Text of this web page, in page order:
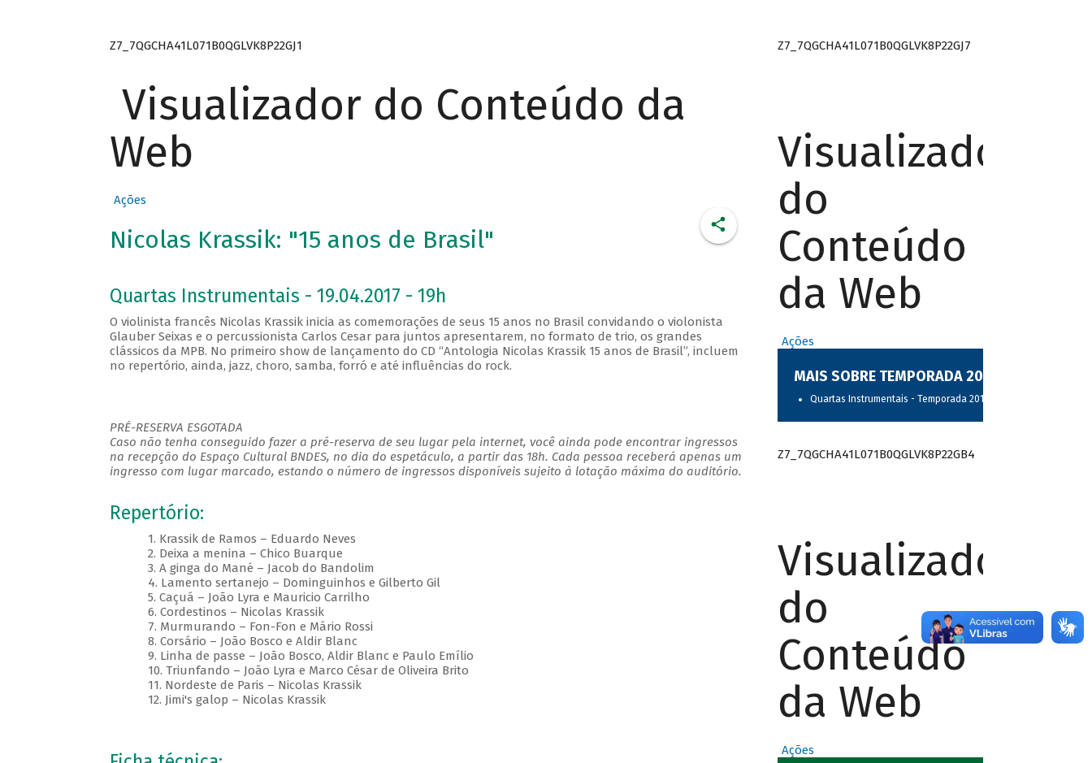
Z7_7QGCHA41L071B0QGLVK8P22GJ1
Visualizador do Conteúdo da
Web
Ações
Nicolas Krassik: "15 anos de Brasil"
Quartas Instrumentais - 19.04.2017 - 19h
O violinista francês Nicolas Krassik inicia as comemorações de seus 15 anos no Brasil convidando o violonista
Glauber Seixas e o percussionista Carlos Cesar para juntos apresentarem, no formato de trio, os grandes
clássicos da MPB. No primeiro show de lançamento do CD “Antologia Nicolas Krassik 15 anos de Brasil”, incluem
no repertório, ainda, jazz, choro, samba, forró e até influências do rock.
PRÉ-RESERVA ESGOTADA
Caso não tenha conseguido fazer a pré-reserva de seu lugar pela internet, você ainda pode encontrar ingressos
na recepção do Espaço Cultural BNDES, no dia do espetáculo, a partir das 18h. Cada pessoa receberá apenas um
ingresso com lugar marcado, estando o número de ingressos disponíveis sujeito à lotação máxima do auditório.
Repertório:
1. Krassik de Ramos – Eduardo Neves
2. Deixa a menina – Chico Buarque
3. A ginga do Mané – Jacob do Bandolim
4. Lamento sertanejo – Dominguinhos e Gilberto Gil
5. Caçuá – João Lyra e Mauricio Carrilho
6. Cordestinos – Nicolas Krassik
7. Murmurando – Fon-Fon e Mário Rossi
8. Corsário – João Bosco e Aldir Blanc
9. Linha de passe – João Bosco, Aldir Blanc e Paulo Emílio
10. Triunfando – João Lyra e Marco César de Oliveira Brito
11. Nordeste de Paris – Nicolas Krassik
12. Jimi's galop – Nicolas Krassik
Z7_7QGCHA41L071B0QGLVK8P22GJ7
Visualizador
do
Conteúdo
da Web
Ações
MAIS SOBRE TEMPORADA 2017
Quartas Instrumentais - Temporada 2017
Z7_7QGCHA41L071B0QGLVK8P22GB4
Visualizador
do
Conteúdo
da Web
Ações